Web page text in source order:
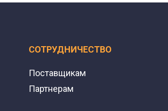
СОТРУДНИЧЕСТВО
Поставщикам
Партнерам